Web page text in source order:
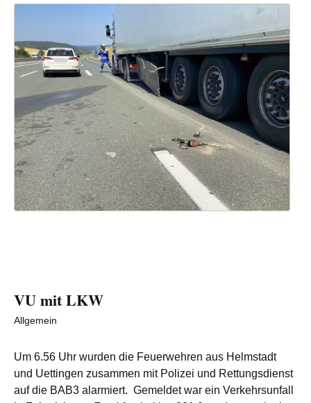
VU mit LKW
Allgemein
Um 6.56 Uhr wurden die Feuerwehren aus Helmstadt
und Uettingen zusammen mit Polizei und Rettungsdienst
auf die BAB3 alarmiert. Gemeldet war ein Verkehrsunfall